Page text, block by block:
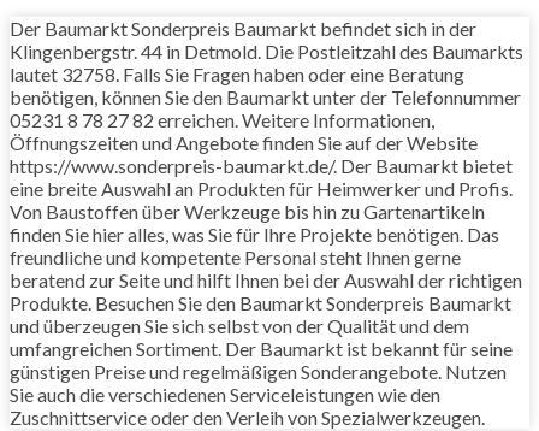
Der Baumarkt Sonderpreis Baumarkt befindet sich in der
Klingenbergstr. 44 in Detmold. Die Postleitzahl des Baumarkts
lautet 32758. Falls Sie Fragen haben oder eine Beratung
benötigen, können Sie den Baumarkt unter der Telefonnummer
05231 8 78 27 82 erreichen. Weitere Informationen,
Öffnungszeiten und Angebote finden Sie auf der Website
https://www.sonderpreis-baumarkt.de/. Der Baumarkt bietet
eine breite Auswahl an Produkten für Heimwerker und Profis.
Von Baustoffen über Werkzeuge bis hin zu Gartenartikeln
finden Sie hier alles, was Sie für Ihre Projekte benötigen. Das
freundliche und kompetente Personal steht Ihnen gerne
beratend zur Seite und hilft Ihnen bei der Auswahl der richtigen
Produkte. Besuchen Sie den Baumarkt Sonderpreis Baumarkt
und überzeugen Sie sich selbst von der Qualität und dem
umfangreichen Sortiment. Der Baumarkt ist bekannt für seine
günstigen Preise und regelmäßigen Sonderangebote. Nutzen
Sie auch die verschiedenen Serviceleistungen wie den
Zuschnittservice oder den Verleih von Spezialwerkzeugen.